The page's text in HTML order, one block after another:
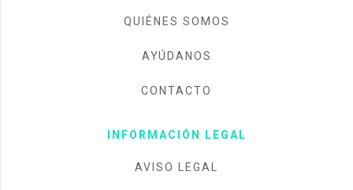
QUIÉNES SOMOS
AYÚDANOS
CONTACTO
INFORMACIÓN LEGAL
AVISO LEGAL